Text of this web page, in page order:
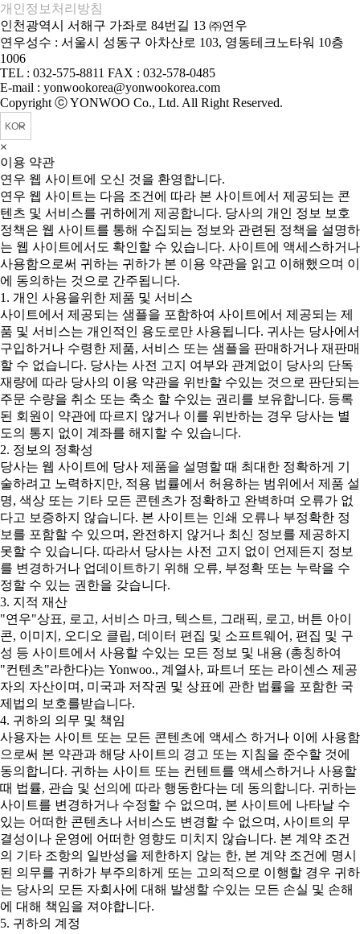
개인정보처리방침
인천광역시 서해구 가좌로 84번길 13 ㈜연우
연우성수 : 서울시 성동구 아차산로 103, 영동테크노타워 10층
1006
TEL : 032-575-8811 FAX : 032-578-0485
E-mail : yonwookorea@yonwookorea.com
Copyright ⓒ YONWOO Co., Ltd. All Right Reserved.
×
이용 약관
연우 웹 사이트에 오신 것을 환영합니다.
연우 웹 사이트는 다음 조건에 따라 본 사이트에서 제공되는 콘
텐츠 및 서비스를 귀하에게 제공합니다. 당사의 개인 정보 보호
정책은 웹 사이트를 통해 수집되는 정보와 관련된 정책을 설명하
는 웹 사이트에서도 확인할 수 있습니다. 사이트에 액세스하거나
사용함으로써 귀하는 귀하가 본 이용 약관을 읽고 이해했으며 이
에 동의하는 것으로 간주됩니다.
1. 개인 사용을위한 제품 및 서비스
사이트에서 제공되는 샘플을 포함하여 사이트에서 제공되는 제
품 및 서비스는 개인적인 용도로만 사용됩니다. 귀사는 당사에서
구입하거나 수령한 제품, 서비스 또는 샘플을 판매하거나 재판매
할 수 없습니다. 당사는 사전 고지 여부와 관계없이 당사의 단독
재량에 따라 당사의 이용 약관을 위반할 수있는 것으로 판단되는
주문 수량을 취소 또는 축소 할 수있는 권리를 보유합니다. 등록
된 회원이 약관에 따르지 않거나 이를 위반하는 경우 당사는 별
도의 통지 없이 계좌를 해지할 수 있습니다.
2. 정보의 정확성
당사는 웹 사이트에 당사 제품을 설명할 때 최대한 정확하게 기
술하려고 노력하지만, 적용 법률에서 허용하는 범위에서 제품 설
명, 색상 또는 기타 모든 콘텐츠가 정확하고 완벽하며 오류가 없
다고 보증하지 않습니다. 본 사이트는 인쇄 오류나 부정확한 정
보를 포함할 수 있으며, 완전하지 않거나 최신 정보를 제공하지
못할 수 있습니다. 따라서 당사는 사전 고지 없이 언제든지 정보
를 변경하거나 업데이트하기 위해 오류, 부정확 또는 누락을 수
정할 수 있는 권한을 갖습니다.
3. 지적 재산
"연우"상표, 로고, 서비스 마크, 텍스트, 그래픽, 로고, 버튼 아이
콘, 이미지, 오디오 클립, 데이터 편집 및 소프트웨어, 편집 및 구
성 등 사이트에서 사용할 수있는 모든 정보 및 내용 (총칭하여
"컨텐츠"라한다)는 Yonwoo., 계열사, 파트너 또는 라이센스 제공
자의 자산이며, 미국과 저작권 및 상표에 관한 법률을 포함한 국
제법의 보호를받습니다.
4. 귀하의 의무 및 책임
사용자는 사이트 또는 모든 콘텐츠에 액세스 하거나 이에 사용함
으로써 본 약관과 해당 사이트의 경고 또는 지침을 준수할 것에
동의합니다. 귀하는 사이트 또는 컨텐트를 액세스하거나 사용할
때 법률, 관습 및 선의에 따라 행동한다는 데 동의합니다. 귀하는
사이트를 변경하거나 수정할 수 없으며, 본 사이트에 나타날 수
있는 어떠한 콘텐츠나 서비스도 변경할 수 없으며, 사이트의 무
결성이나 운영에 어떠한 영향도 미치지 않습니다. 본 계약 조건
의 기타 조항의 일반성을 제한하지 않는 한, 본 계약 조건에 명시
된 의무를 귀하가 부주의하게 또는 고의적으로 이행할 경우 귀하
는 당사의 모든 자회사에 대해 발생할 수있는 모든 손실 및 손해
에 대해 책임을 져야합니다.
5. 귀하의 계정